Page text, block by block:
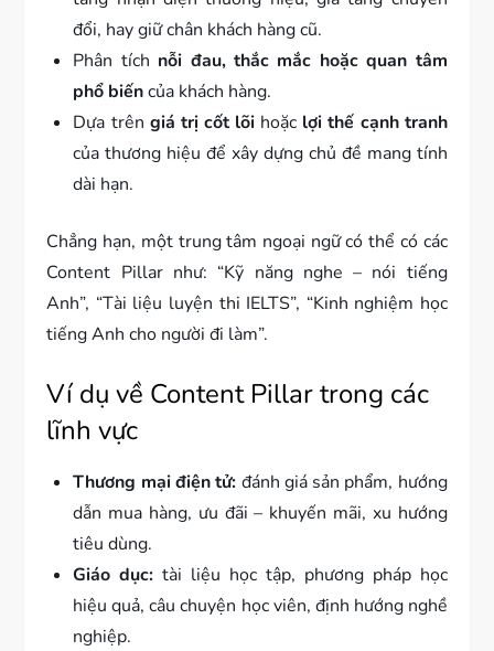
đổi, hay giữ chân khách hàng cũ.
Phân tích nỗi đau, thắc mắc hoặc quan tâm
phổ biếncủa khách hàng.
Dựa trên giá trị cốt lõi hoặc lợi thế cạnh tranh
của thương hiệu để xây dựng chủ đề mang tính
dài hạn.
Chẳng hạn, một trung tâm ngoại ngữ có thể có các
Content Pillar như: “Kỹ năng nghe – nói tiếng
Anh”, “Tài liệu luyện thi IELTS”, “Kinh nghiệm học
tiếng Anh cho người đi làm”.
Ví dụ về Content Pillar trong các
lĩnh vực
Thương mại điện tử: đánh giá sản phẩm, hướng
dẫn mua hàng, ưu đãi – khuyến mãi, xu hướng
tiêu dùng.
Giáo dục: tài liệu học tập, phương pháp học
hiệu quả, câu chuyện học viên, định hướng nghề
nghiệp.